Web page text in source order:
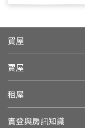
買屋
賣屋
租屋
實登與房訊知識